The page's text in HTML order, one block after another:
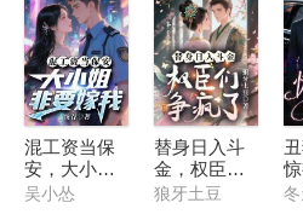
混工资当保
安，大小姐
非要嫁我
吴小怂
替身日入斗
金，权臣们
争疯了
狼牙土豆